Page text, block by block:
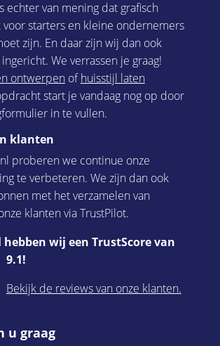
echter van mening dat grafisch
starters en kleine ondernemers
zijn. En daar zijn wij dan ook
We verrassen je graag!
ontwerpenofhuisstijl laten
start je vandaag nog op door
in te vullen.
klanten
proberen we continue onze
te verbeteren. We zijn dan ook
met het verzamelen van
klanten via TrustPilot.
wij een TrustScore van
9.1!
Bekijk de reviews van onze klanten.
u graag